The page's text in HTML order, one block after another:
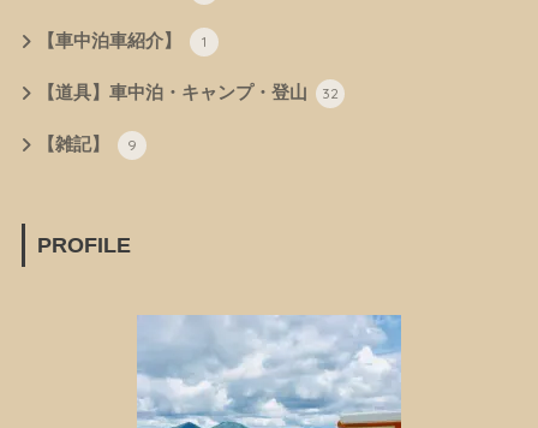
【車中泊車紹介】 1
【道具】車中泊・キャンプ・登山 32
【雑記】 9
PROFILE